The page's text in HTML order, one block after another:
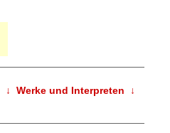
↓ Werke und Interpreten ↓